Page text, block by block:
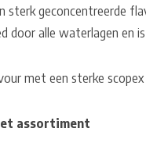
sterk geconcentreerde
door alle waterlagen en
met een sterke
assortiment